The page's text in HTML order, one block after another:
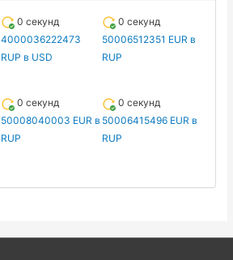
0 секунд
4000036222473
RUP в USD
0 секунд
50006512351 EUR в
RUP
0 секунд
50008040003 EUR в
RUP
0 секунд
50006415496 EUR в
RUP